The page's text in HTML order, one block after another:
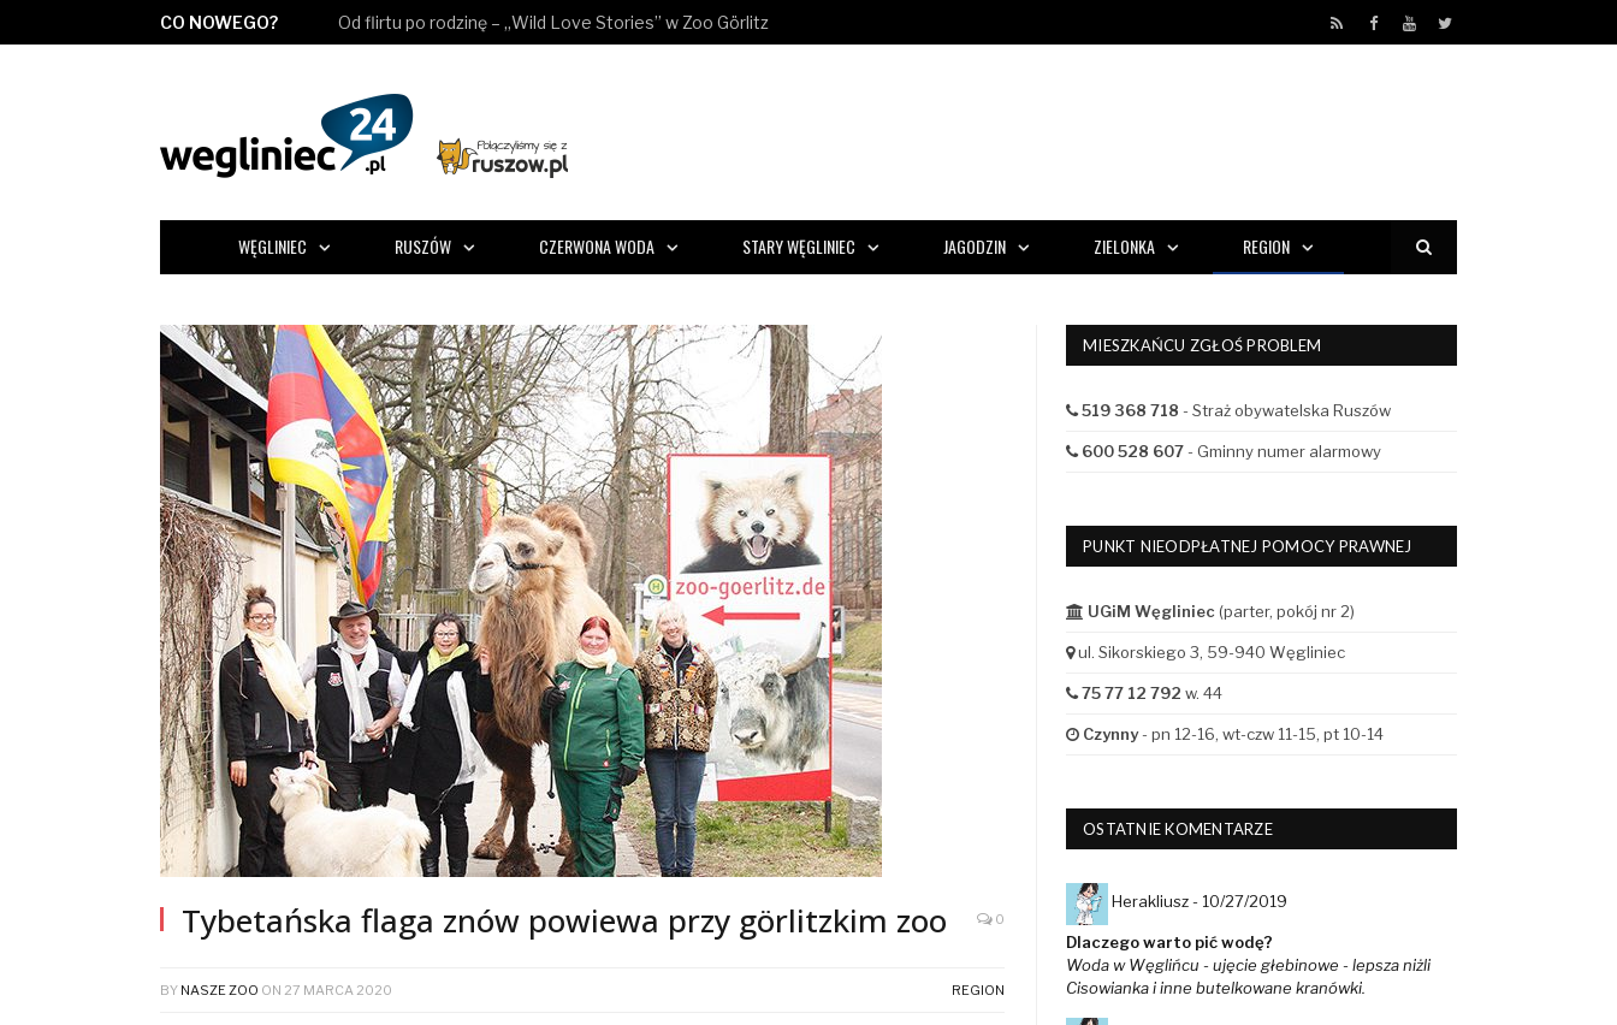
CO NOWEGO? Od flirtu po rodzinę – „Wild Love Stories” w Zoo Görlitz RSS Facebook
YouTube
Twitter
WĘGLINIEC RUSZÓW CZERWONA WODA STARY WĘGLINIEC JAGODZIN ZIELONKA REGION
Tybetańska flaga znów powiewa przy görlitzkim zoo 0
BY NASZE ZOO ON 27 MARCA 2020 REGION
MIESZKAŃCU ZGŁOŚ PROBLEM
519 368 718 - Straż obywatelska Ruszów
600 528 607- Gminny numer alarmowy
PUNKT NIEODPŁATNEJ POMOCY PRAWNEJ
UGiM Węgliniec (parter, pokój nr 2)
ul. Sikorskiego 3, 59-940 Węgliniec
75 77 12 792 w. 44
Czynny- pn 12-16, wt-czw 11-15, pt 10-14
OSTATNIE KOMENTARZE
Herakliusz - 10/27/2019
Dlaczego warto pić wodę?
Woda w Węglińcu - ujęcie głebinowe - lepsza niżli
Cisowianka i inne butelkowane kranówki.